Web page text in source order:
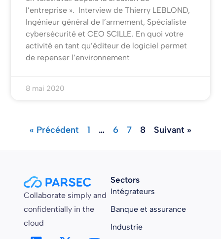
l’entreprise ». Interview de Thierry LEBLOND,
Ingénieur général de l’armement, Spécialiste
cybersécurité et CEO SCILLE. En quoi votre
activité en tant qu’éditeur de logiciel permet
de repenser l’environnement
8 mai 2020
« Précédent 1 … 6 7 8 Suivant »
Collaborate simply and
confidentially in the
cloud
Sectors
Intégrateurs
Banque et assurance
Industrie